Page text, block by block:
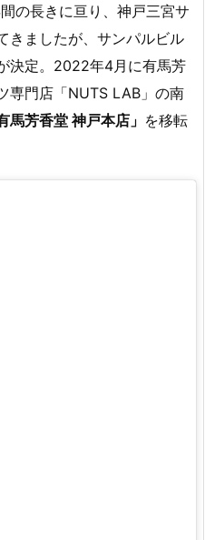
の長きに亘り、神戸三宮サ
きましたが、サンパルビル
決定。2022年4月に有馬芳
専門店「NUTS LAB」の南
馬芳香堂 神戸本店」 を移転